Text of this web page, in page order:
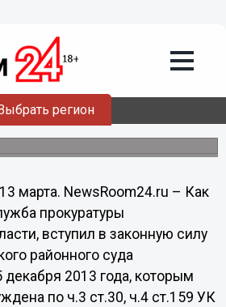
регион
за покушение на
при расселении
преступления не
марта. NewsRoom24.ru – Как
прокуратуры
вступил в законную силу
районного суда
декабря 2013 года, которым
по ч.3 ст.30, ч.4 ст.159 УК